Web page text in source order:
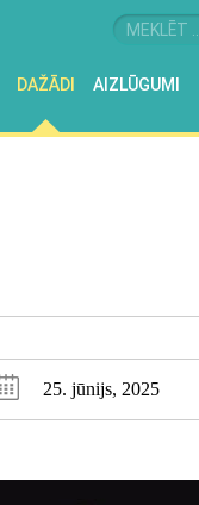
DAŽĀDI AIZLŪGUMI
25. jūnijs, 2025